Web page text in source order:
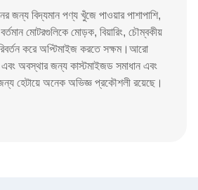
জন্য বিদ্যমান পণ্য খুঁজে পাওয়ার পাশাপাশি,
মোটরগুলিকে মোড়ক, বিয়ারিং, চৌম্বকীয়
করে অপ্টিমাইজ করতে সক্ষম।আরো
এবং অবস্থার জন্য কাস্টমাইজড সমাধান এবং
হেটায়ে অনেক অভিজ্ঞ প্রকৌশলী রয়েছে।